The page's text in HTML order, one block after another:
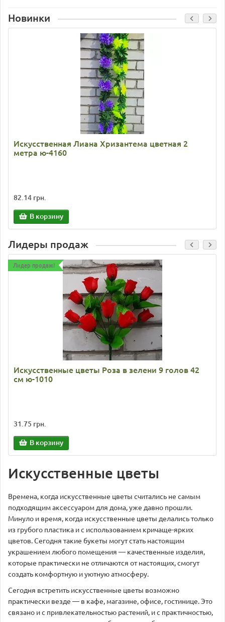
Новинки
Искусственная Лиана Хризантема цветная 2
метра ю-4160
82.14 грн.
В корзину
Лидеры продаж
Лидер продаж!
Искусственные цветы Роза в зелени 9 голов 42
см ю-1010
31.75 грн.
В корзину
Искусственные цветы
Времена, когда искусственные цветы считались не самым
подходящим аксессуаром для дома, уже давно прошли.
Минуло и время, когда искусственные цветы делались только
из грубого пластика и с использованием кричаще-ярких
цветов. Сегодня такие букеты могут стать настоящим
украшением любого помещения — качественные изделия,
которые практически не отличаются от настоящих, смогут
создать комфортную и уютную атмосферу.
Сегодня встретить искусственные цветы возможно
практически везде — в кафе, магазине, офисе, гостинице. Это
связано и с привлекательностью растений, и с практичностью,